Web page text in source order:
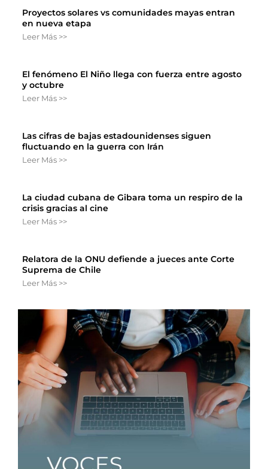
Proyectos solares vs comunidades mayas entran
en nueva etapa
Leer Más >>
El fenómeno El Niño llega con fuerza entre agosto
y octubre
Leer Más >>
Las cifras de bajas estadounidenses siguen
fluctuando en la guerra con Irán
Leer Más >>
La ciudad cubana de Gibara toma un respiro de la
crisis gracias al cine
Leer Más >>
Relatora de la ONU defiende a jueces ante Corte
Suprema de Chile
Leer Más >>